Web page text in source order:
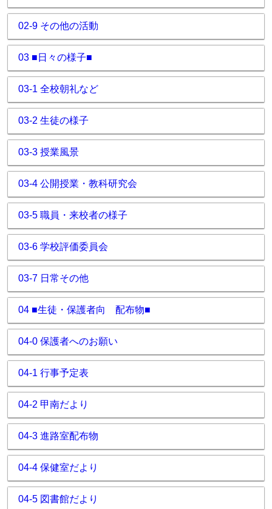
02-9 その他の活動
03 ■日々の様子■
03-1 全校朝礼など
03-2 生徒の様子
03-3 授業風景
03-4 公開授業・教科研究会
03-5 職員・来校者の様子
03-6 学校評価委員会
03-7 日常その他
04 ■生徒・保護者向 配布物■
04-0 保護者へのお願い
04-1 行事予定表
04-2 甲南だより
04-3 進路室配布物
04-4 保健室だより
04-5 図書館だより